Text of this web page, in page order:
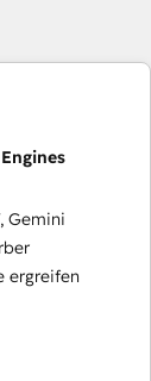
Gemini
ergreifen